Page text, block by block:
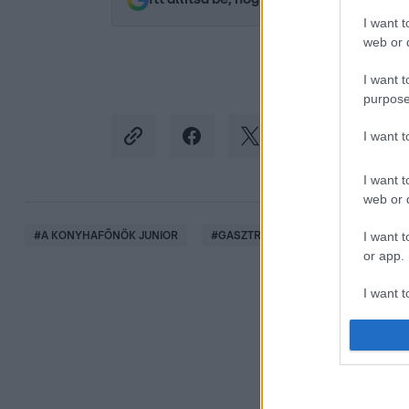
I want
web or
I want
I want
I want
web or
I want
or app.
I want
I want
#A KONYHAFŐNÖK JUNIOR #GASZTRONÓMIA